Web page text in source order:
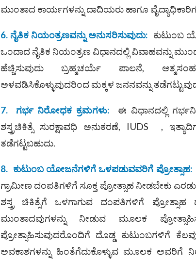
ಮುಂತಾದ ಕಾರ್ಯಗಳನ್ನು ದಾದಿಯರು ಹಾಗೂ
6.ನೈತಿಕ ನಿಯಂತ್ರಣವನ್ನು ಅನುಸರಿಸುವುದು: ಕುಟುಂಬ
ಒಂದಾದ ನೈತಿಕ ನಿಯಂತ್ರಣ ವಿಧಾನದಲ್ಲಿ ವಿವಾಹವನ್ನು
ಹೆಚ್ಚಿಸುವುದು ಬ್ರಹ್ಮಚರ್ಯೆ ಪಾಲನೆ,
ಅಳವಡಿಸಿಕೊಳ್ಳುವುದರಿಂದ ಮಕ್ಕಳ ಜನನವನ್ನು
7. ಗರ್ಭ ನಿರೋಧಕ ಕ್ರಮಗಳು:
ಈ ವಿಧಾನದಲ್ಲಿ
ಶಸ್ತ್ರಚಿಕಿತ್ಸೆ ಸುರಕ್ಷಾವಧಿ ಅನುಕರಣೆ, IUDS ,
ತಡೆಗಟ್ಟಬಹುದು.
8. ಕುಟುಂಬ ಯೋಜನೆಗಳಿಗೆ ಒಳಪಡುವವರಿಗೆ ಪ್ರೋತ್ಸಾಹ:
ಗ್ರಾಮೀಣ ದಂಪತಿಗಳಿಗೆ ಸೂಕ್ತ ಪ್ರೋತ್ಸಾಹ ನೀಡಬೇಕು
ಶಸ್ತ್ರ ಚಿಕಿತ್ಸೆಗೆ ಒಳಗಾಗುವ ದಂಪತಿಗಳಿಗೆ
ಮುಂತಾದವುಗಳನ್ನು ನೀಡುವ ಮೂಲಕ
ಪ್ರೋತ್ಸಾಹಿಸುವುದರೊಂದಿಗೆ ದೊಡ್ಡ ಕುಟುಂಬಗಳಿಗೆ
ಅವಕಾಶಗಳನ್ನು ಹಿಂತೆಗೆದುಕೊಳ್ಳುವ ಮೂಲಕ ಅವರಿಗೆ